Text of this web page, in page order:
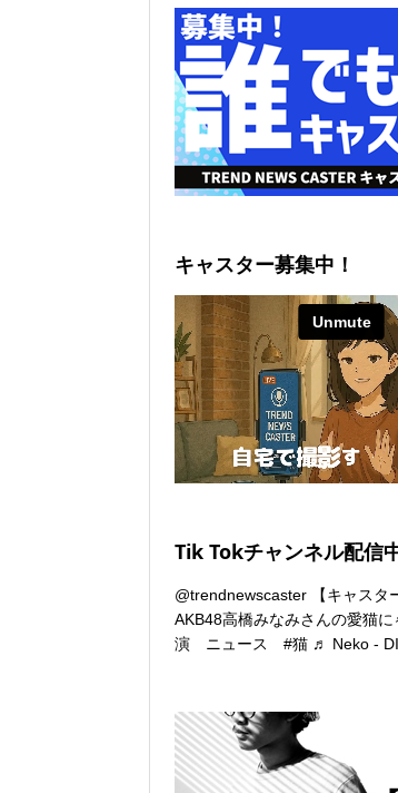
キャスター募集中！
Tik Tokチャンネル配信
@trendnewscaster 【キャスタ
AKB48高橋みなみさんの愛猫に
演 ニュース#猫 ♬ Neko -